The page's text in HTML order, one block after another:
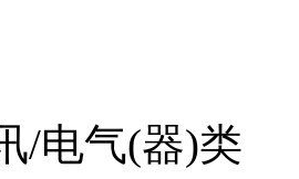
/电气(器)类